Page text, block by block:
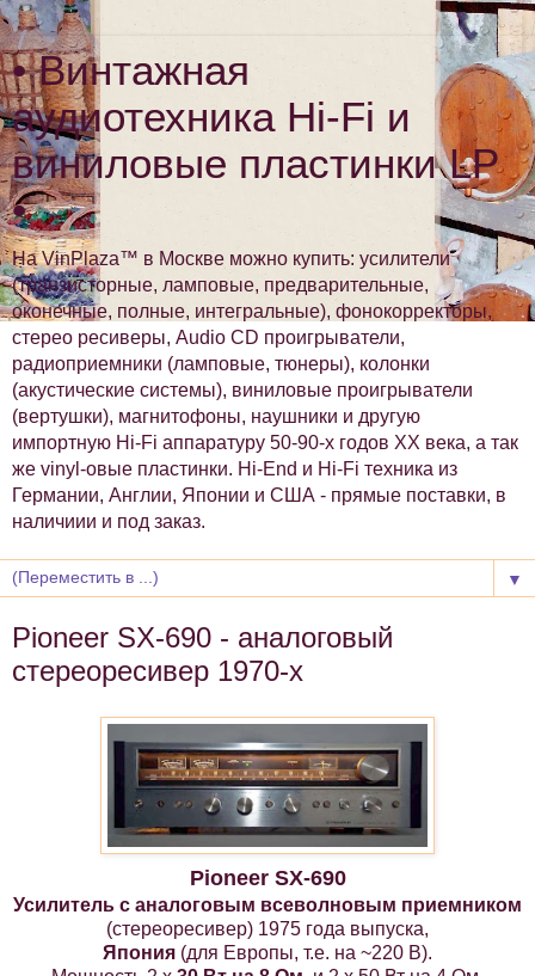
• Винтажная
аудиотехника Hi-Fi и
виниловые пластинки LP
•
На VinPlaza™ в Москве можно купить: усилители
(транзисторные, ламповые, предварительные,
оконечные, полные, интегральные), фонокорректоры,
стерео ресиверы, Audio CD проигрыватели,
радиоприемники (ламповые, тюнеры), колонки
(акустические системы), виниловые проигрыватели
(вертушки), магнитофоны, наушники и другую
импортную Hi-Fi аппаратуру 50-90-х годов XX века, а так
же vinyl-овые пластинки. Hi-End и Hi-Fi техника из
Германии, Англии, Японии и США - прямые поставки, в
наличиии и под заказ.
▼
Pioneer SX-690 - аналоговый
стереоресивер 1970-х
Pioneer SX-690
Усилитель с аналоговым всеволновым приемником
(стереоресивер) 1975 года выпуска,
Япония (для Европы, т.е. на ~220 В).